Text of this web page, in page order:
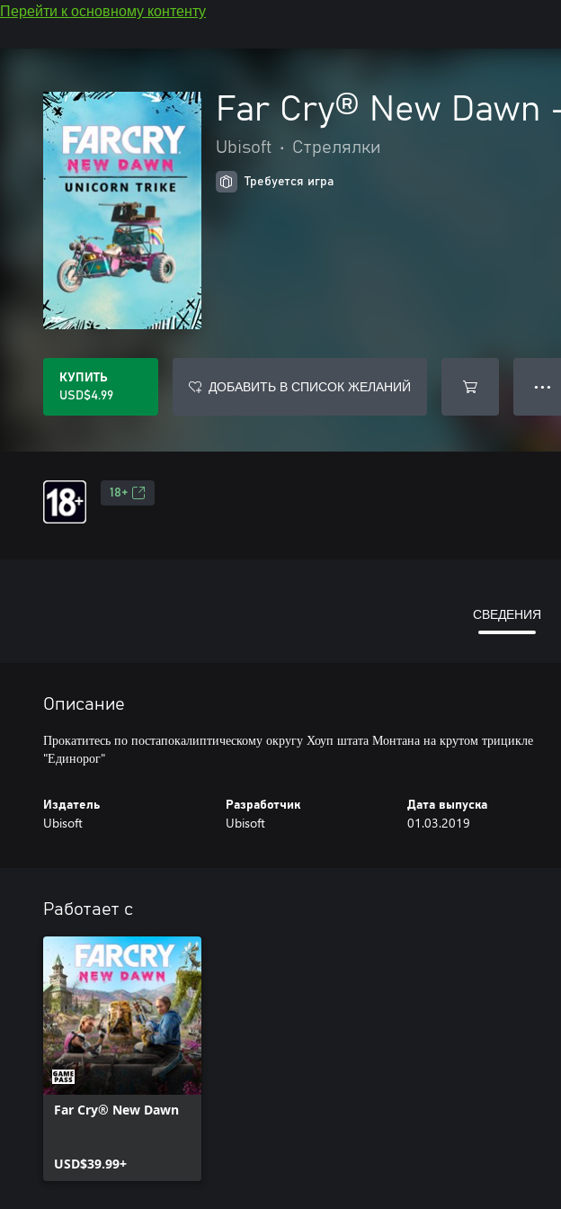
Перейти к основному контенту
Far Cry® New Dawn
Ubisoft • Стрелялки
Требуется игра
КУПИТЬ
USD$4.99
ДОБАВИТЬ В СПИСОК ЖЕЛАНИЙ ● ● ●
18+
СВЕДЕНИЯ
Описание
Прокатитесь по постапокалиптическому округу Хоуп штата Монтана на крутом трицикле
"Единорог"
Издатель
Ubisoft
Разработчик
Ubisoft
Дата выпуска
01.03.2019
Работает с
Far Cry® New Dawn
USD$39.99+